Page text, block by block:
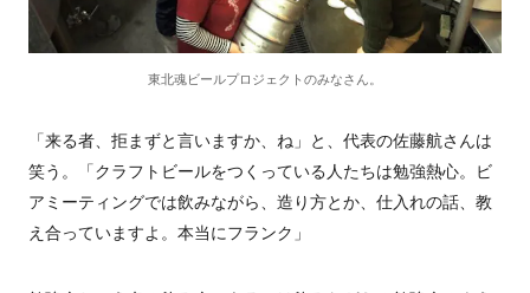
東北魂ビールプロジェクトのみなさん。
「来る者、拒まずと言いますか、ね」と、代表の佐藤航さんは
笑う。「クラフトビールをつくっている人たちは勉強熱心。ビ
アミーティングでは飲みながら、造り方とか、仕入れの話、教
え合っていますよ。本当にフランク」